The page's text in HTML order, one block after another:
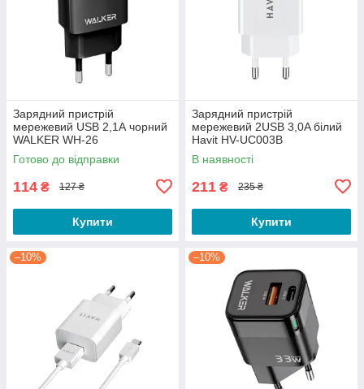
Зарядний пристрій
мережевий USB 2,1А чорний
WALKER WH-26
Готово до відправки
114 ₴ 127 ₴
Купити
Зарядний пристрій
мережевий 2USB 3,0A білий
Havit HV-UC003B
В наявності
211 ₴ 235 ₴
Купити
–10% –10%